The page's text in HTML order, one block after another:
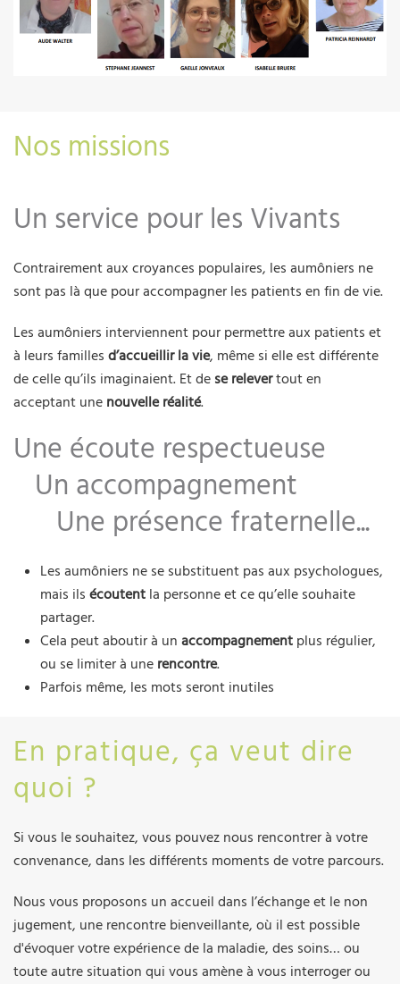
Nos missions
Un service pour les Vivants
Contrairement aux croyances populaires, les aumôniers ne
sont pas là que pour accompagner les patients en fin de vie.
Les aumôniers interviennent pour permettre aux patients et
à leurs familles d’accueillir la vie, même si elle est différente
de celle qu’ils imaginaient. Et de se relevertout en
acceptant une nouvelle réalité.
Une écoute respectueuse
Un accompagnement
Une présence fraternelle...
Les aumôniers ne se substituent pas aux psychologues,
mais ils écoutent la personne et ce qu’elle souhaite
partager.
Cela peut aboutir à un accompagnement plus régulier,
ou se limiter à une rencontre.
Parfois même, les mots seront inutiles
En pratique, ça veut dire
quoi ?
Si vous le souhaitez, vous pouvez nous rencontrer à votre
convenance, dans les différents moments de votre parcours.
Nous vous proposons un accueil dans l’échange et le non
jugement, une rencontre bienveillante, où il est possible
d'évoquer votre expérience de la maladie, des soins… ou
toute autre situation qui vous amène à vous interroger ou